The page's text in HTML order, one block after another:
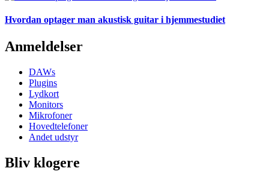
Hvordan optager man akustisk guitar i hjemmestudiet
Anmeldelser
DAWs
Plugins
Lydkort
Monitors
Mikrofoner
Hovedtelefoner
Andet udstyr
Bliv klogere